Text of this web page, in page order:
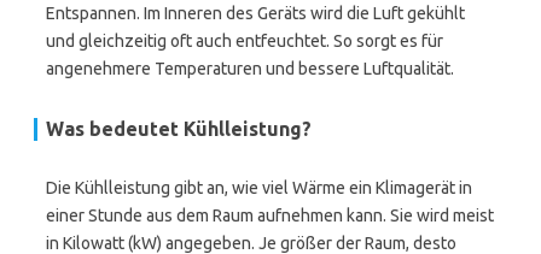
Entspannen. Im Inneren des Geräts wird die Luft gekühlt
und gleichzeitig oft auch entfeuchtet. So sorgt es für
angenehmere Temperaturen und bessere Luftqualität.
Was bedeutet Kühlleistung?
Die Kühlleistung gibt an, wie viel Wärme ein Klimagerät in
einer Stunde aus dem Raum aufnehmen kann. Sie wird meist
in Kilowatt (kW) angegeben. Je größer der Raum, desto